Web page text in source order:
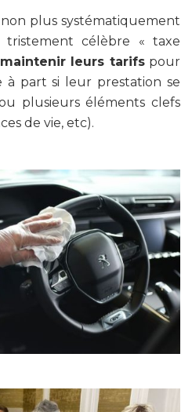
plus systématiquement
tristement célèbre « taxe
maintenir leurs tarifspour
à part si leur prestation se
plusieurs éléments clefs
de vie, etc).